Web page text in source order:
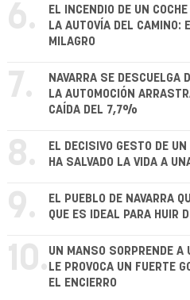
6.
EL INCENDIO DE UN
LA AUTOVÍA DEL CAMINO:
MILAGRO
7.
NAVARRA SE DESCUELGA
LA AUTOMOCIÓN
CAÍDA DEL 7,7%
8.
EL DECISIVO GESTO DE
HA SALVADO LA VIDA A
9.
EL PUEBLO DE NAVARRA
QUE ES IDEAL PARA HUIR
10. UN MANSO SORPRENDE A
LE PROVOCA UN FUERTE
EL ENCIERRO